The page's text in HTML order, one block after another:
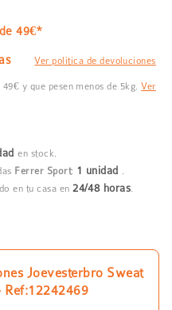
49€*
Ver política de devoluciones
49€ y que pesen menos de 5kg.Ver
en stock.
Ferrer Sport: 1 unidad .
en tu casa en24/48 horas.
Joevesterbro Sweat